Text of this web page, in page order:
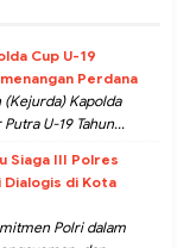
Cup U-19
Perdana
(Kejurda) Kapolda
U-19 Tahun...
Siaga III Polres
di Kota
Polri dalam